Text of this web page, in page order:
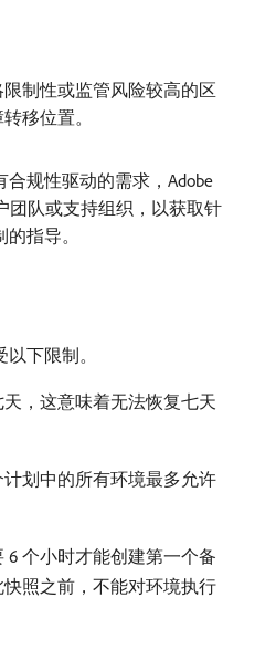
制性或监管风险较高的区
移位置。
规性驱动的需求，Adobe
团队或支持组织，以获取针
指导。
下限制。
，这意味着无法恢复七天
划中的所有环境最多允许
6 个小时才能创建第一个备
照之前，不能对环境执行